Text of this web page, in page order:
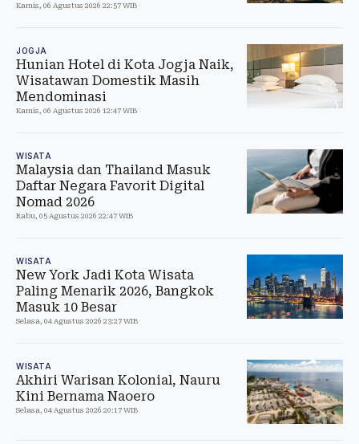
Kamis, 06 Agustus 2026 22:57 WIB
JOGJA
Hunian Hotel di Kota Jogja Naik,
Wisatawan Domestik Masih
Mendominasi
Kamis, 06 Agustus 2026 12:47 WIB
WISATA
Malaysia dan Thailand Masuk
Daftar Negara Favorit Digital
Nomad 2026
Rabu, 05 Agustus 2026 22:47 WIB
WISATA
New York Jadi Kota Wisata
Paling Menarik 2026, Bangkok
Masuk 10 Besar
Selasa, 04 Agustus 2026 23:27 WIB
WISATA
Akhiri Warisan Kolonial, Nauru
Kini Bernama Naoero
Selasa, 04 Agustus 2026 20:17 WIB